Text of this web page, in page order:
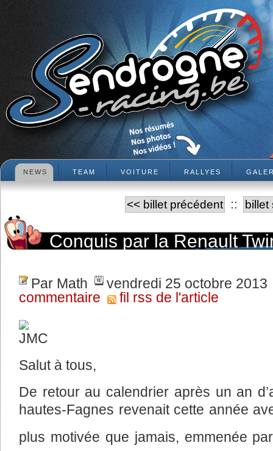
NEWS TEAM VOITURE RALLYES
<< billet précédent :: billet
Conquis par la Renault
Par Math
vendredi 25 octobre 2013
commentaire
fil rss de l'article
Salut à tous,
De retour au calendrier après un an
hautes-Fagnes revenait cette année
plus motivée que jamais, emmenée